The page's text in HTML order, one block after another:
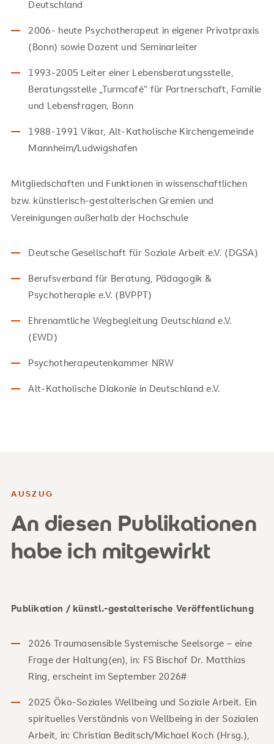
Deutschland
2006- heute Psychotherapeut in eigener Privatpraxis
(Bonn) sowie Dozent und Seminarleiter
1993-2005 Leiter einer Lebensberatungsstelle,
Beratungsstelle „Turmcafé“ für Partnerschaft, Familie
und Lebensfragen, Bonn
1988-1991 Vikar, Alt-Katholische Kirchengemeinde
Mannheim/Ludwigshafen
Mitgliedschaften und Funktionen in wissenschaftlichen
bzw. künstlerisch-gestalterischen Gremien und
Vereinigungen außerhalb der Hochschule
Deutsche Gesellschaft für Soziale Arbeit e.V. (DGSA)
Berufsverband für Beratung, Pädagogik &
Psychotherapie e.V. (BVPPT)
Ehrenamtliche Wegbegleitung Deutschland e.V.
(EWD)
Psychotherapeutenkammer NRW
Alt-Katholische Diakonie in Deutschland e.V.
AUSZUG
An diesen Publikationen
habe ich mitgewirkt
Publikation / künstl.-gestalterische Veröffentlichung
2026 Traumasensible Systemische Seelsorge – eine
Frage der Haltung(en), in: FS Bischof Dr. Matthias
Ring, erscheint im September 2026#
2025 Öko-Soziales Wellbeing und Soziale Arbeit. Ein
spirituelles Verständnis von Wellbeing in der Sozialen
Arbeit, in: Christian Beditsch/Michael Koch (Hrsg.),